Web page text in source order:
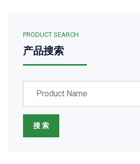
PRODUCT SEARCH
产品搜索
搜 索